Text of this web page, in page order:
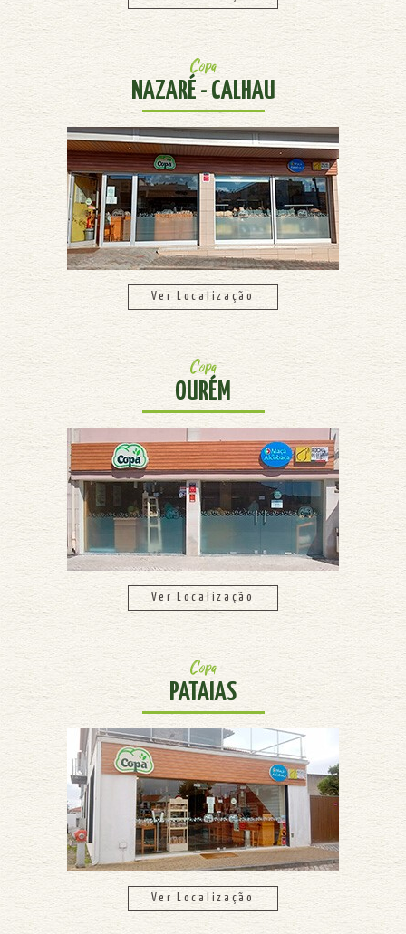
Copa
NAZARÉ - CALHAU
Ver Localização
Copa
OURÉM
Ver Localização
Copa
PATAIAS
Ver Localização